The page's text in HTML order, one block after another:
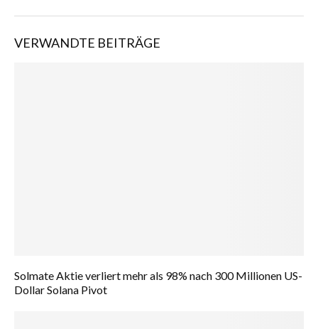
VERWANDTE BEITRÄGE
Solmate Aktie verliert mehr als 98% nach 300 Millionen US-
Dollar Solana Pivot